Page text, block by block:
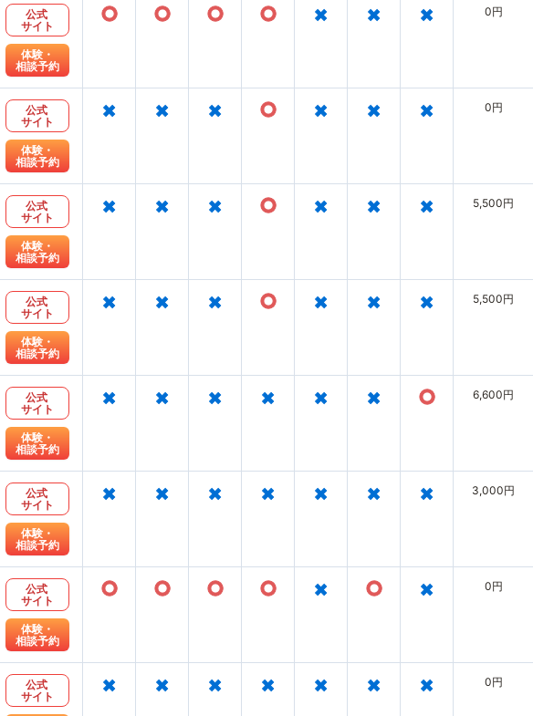
公式
サイト
体験・
相談予約
○ ○ ○ ○ × × × 0円
公式
サイト
体験・
相談予約
× × × ○ × × × 0円
公式
サイト
体験・
相談予約
× × × ○ × × × 5,500円
公式
サイト
体験・
相談予約
× × × ○ × × × 5,500円
公式
サイト
体験・
相談予約
× × × × × × ○ 6,600円
公式
サイト
体験・
相談予約
× × × × × × × 3,000円
公式
サイト
体験・
相談予約
○ ○ ○ ○ × ○ × 0円
公式
サイト
× × × × × × × 0円